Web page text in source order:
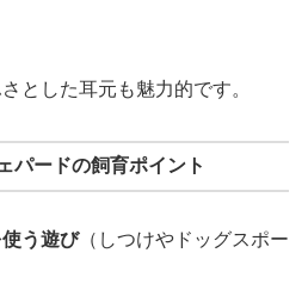
とした耳元も魅力的です。
パードの飼育ポイント
う遊び（しつけやドッグスポー